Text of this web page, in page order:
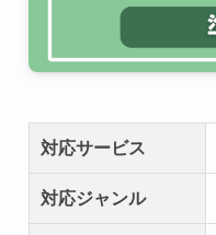
対応サービス
対応ジャンル